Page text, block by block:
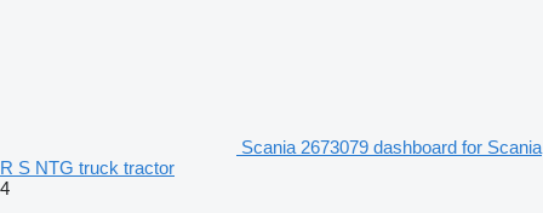
Scania 2673079 dashboard for Scania
R S NTG truck tractor
4